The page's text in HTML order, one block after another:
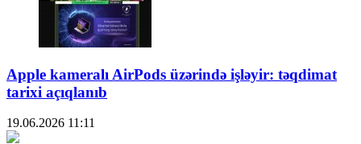
Apple kameralı AirPods üzərində işləyir: təqdimat
tarixi açıqlanıb
19.06.2026 11:11